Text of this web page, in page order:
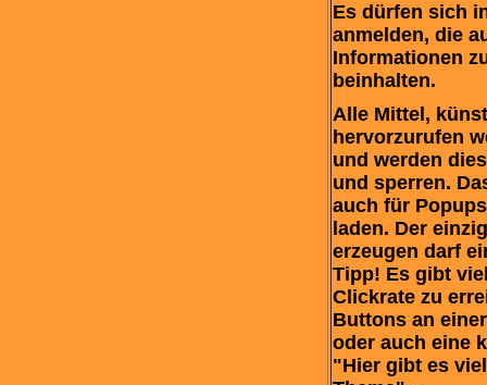
Es dürfen sich
anmelden, die
Informationen
beinhalten.
Alle Mittel,
hervorzurufen
und werden
und sperren.
auch für
laden. Der
erzeugen darf
Tipp! Es gibt
Clickrate zu
Buttons an
oder auch eine
"Hier gibt es